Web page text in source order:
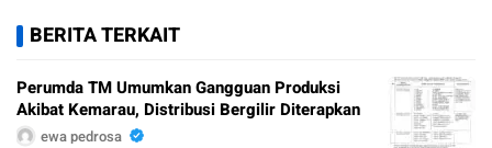
BERITA TERKAIT
Perumda TM Umumkan Gangguan Produksi
Akibat Kemarau, Distribusi Bergilir Diterapkan
ewa pedrosa